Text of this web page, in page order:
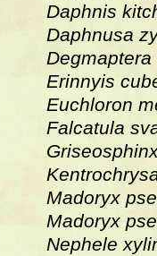
Daphnis
Daphnusa
Erinnyis
Euchloron
Falcatula
Madoryx
Madoryx
Nephele